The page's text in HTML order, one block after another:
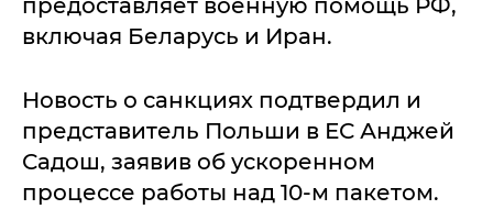
предоставляет военную помощь РФ,
включая Беларусь и Иран.
Новость о санкциях подтвердил и
представитель Польши в ЕС Анджей
Садош, заявив об ускоренном
процессе работы над 10-м пакетом.